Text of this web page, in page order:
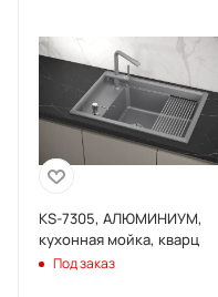
KS-7305, АЛЮМИНИУМ,
кухонная мойка, кварц
Под заказ